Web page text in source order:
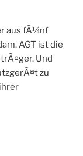
aus fÃ¼nf
AGT ist die
Und
zu